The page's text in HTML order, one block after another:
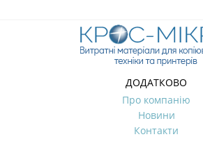
ДОДАТКОВО
Про компанію
Новини
Контакти